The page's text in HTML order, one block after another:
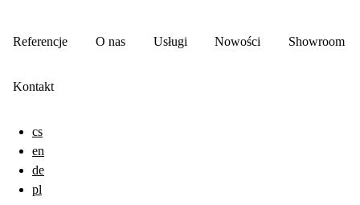
Referencje O nas Usługi Nowości Showroom
Kontakt
cs
en
de
pl